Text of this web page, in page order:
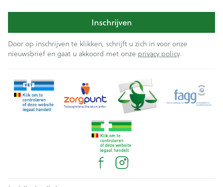
Inschrijven
Door op inschrijven te klikken, schrijft u zich in voor onze
nieuwsbrief en gaat u akkoord met onze privacy policy.